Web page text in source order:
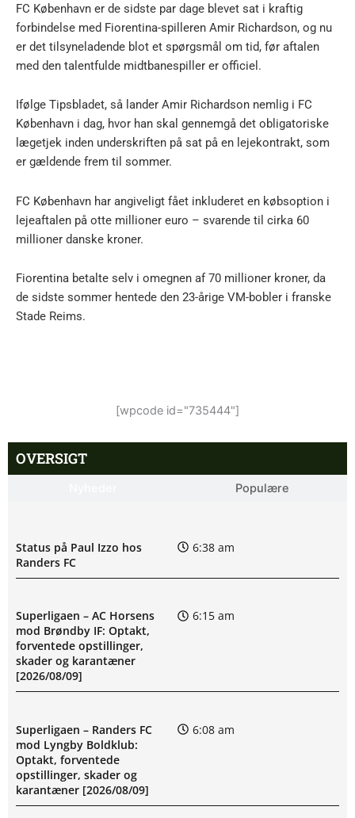
FC København er de sidste par dage blevet sat i kraftig
forbindelse med Fiorentina-spilleren Amir Richardson, og nu
er det tilsyneladende blot et spørgsmål om tid, før aftalen
med den talentfulde midtbanespiller er officiel.
Ifølge Tipsbladet, så lander Amir Richardson nemlig i FC
København i dag, hvor han skal gennemgå det obligatoriske
lægetjek inden underskriften på sat på en lejekontrakt, som
er gældende frem til sommer.
FC København har angiveligt fået inkluderet en købsoption i
lejeaftalen på otte millioner euro – svarende til cirka 60
millioner danske kroner.
Fiorentina betalte selv i omegnen af 70 millioner kroner, da
de sidste sommer hentede den 23-årige VM-bobler i franske
Stade Reims.
[wpcode id="735444"]
OVERSIGT
Populære
Status på Paul Izzo hos
Randers FC
6:38 am
Superligaen – AC Horsens
mod Brøndby IF: Optakt,
forventede opstillinger,
skader og karantæner
[2026/08/09]
6:15 am
Superligaen – Randers FC
mod Lyngby Boldklub:
Optakt, forventede
opstillinger, skader og
karantæner [2026/08/09]
6:08 am